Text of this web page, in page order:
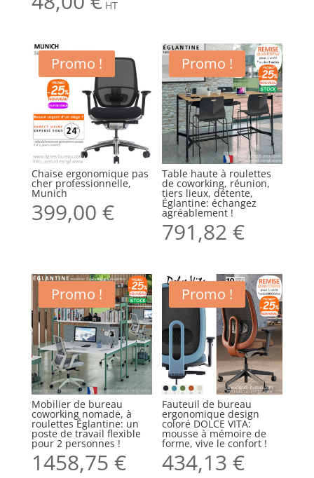
HT
Promo !
Chaise ergonomique pas
cher professionnelle,
Munich
399,00 €
Promo !
Table haute à roulettes
de coworking, réunion,
tiers lieux, détente,
Églantine: échangez
agréablement !
791,82€
Promo !
Mobilier de bureau
coworking nomade, à
roulettes Églantine: un
poste de travail flexible
pour 2 personnes !
1458,75 €
Promo !
Fauteuil de bureau
ergonomique design
coloré DOLCE VITA:
mousse à mémoire de
forme, vive le confort !
434,13€